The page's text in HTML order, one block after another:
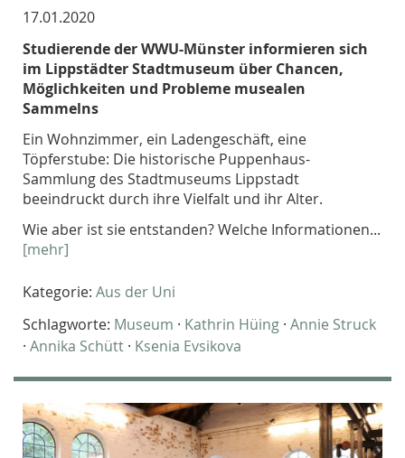
17.01.2020
Studierende der WWU-Münster informieren sich
im Lippstädter Stadtmuseum über Chancen,
Möglichkeiten und Probleme musealen
Sammelns
Ein Wohnzimmer, ein Ladengeschäft, eine
Töpferstube: Die historische Puppenhaus-
Sammlung des Stadtmuseums Lippstadt
beeindruckt durch ihre Vielfalt und ihr Alter.
Wie aber ist sie entstanden? Welche Informationen...
[mehr]
Kategorie: Aus der Uni
Schlagworte: Museum · Kathrin Hüing · Annie Struck
· Annika Schütt · Ksenia Evsikova